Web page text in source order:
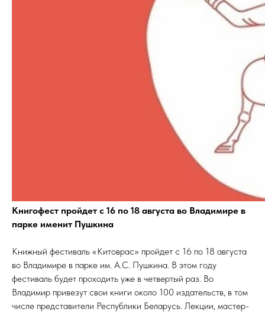
Книгофест пройдет с 16 по 18 августа во Владимире в
парке именит Пушкина
Книжный фестиваль «Китоврас» пройдет с 16 по 18 августа
во Владимире в парке им. А.С. Пушкина. В этом году
фестиваль будет проходить уже в четвертый раз. Во
Владимир привезут свои книги около 100 издательств, в том
числе представители Республики Беларусь. Лекции, мастер-